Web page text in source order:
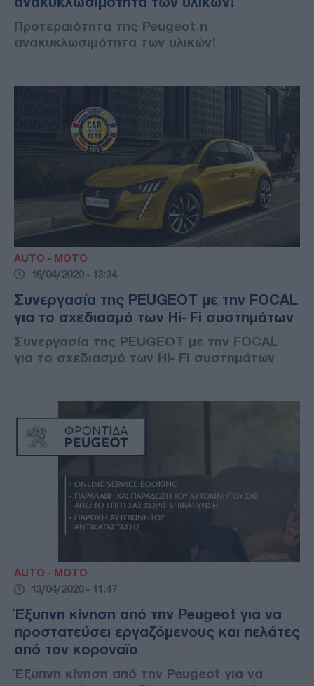
Προτεραιότητα της Peugeot η
ανακυκλωσιμότητα των υλικών!
AUTO - MOTO
16/04/2020 - 13:34
Συνεργασία της PEUGEOT με την FOCAL
για το σχεδιασμό των Ηi- Fi συστημάτων
Συνεργασία της PEUGEOT με την FOCAL
για το σχεδιασμό των Ηi- Fi συστημάτων
AUTO - MOTO
13/04/2020 - 11:47
Έξυπνη κίνηση από την Peugeot για να
προστατεύσει εργαζόμενους και πελάτες
από τον κορoναϊο
Έξυπνη κίνηση από την Peugeot για να